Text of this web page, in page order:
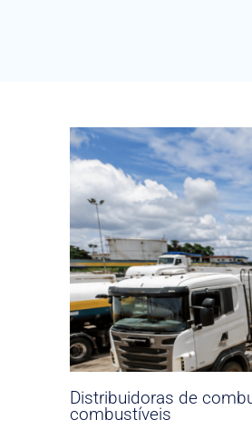
Distribuidoras de
combustíveis